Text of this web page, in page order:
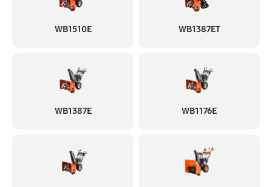
WB1510E WB1387ET
WB1387E WB1176E